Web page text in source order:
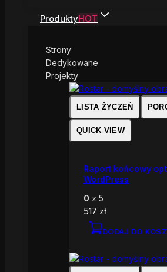
ProduktyHOT
Strony
Dedykowane
Projekty
LISTA ŻYCZEŃ
QUICK VIEW
Raport końcowy
WordPress
0 z 5
517 zł
DODAJ DO